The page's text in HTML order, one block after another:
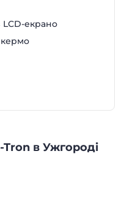
LCD-екрано
Tron в Ужгороді